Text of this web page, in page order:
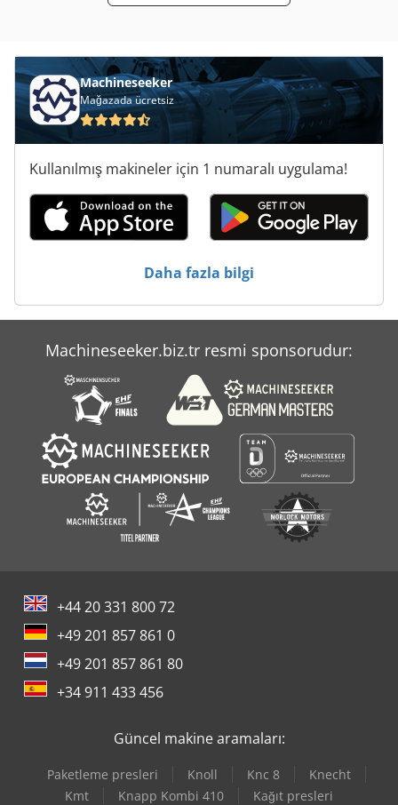
Machineseeker
Mağazada ücretsiz
Kullanılmış makineler için 1 numaralı uygulama!
Daha fazla bilgi
Machineseeker.biz.tr resmi sponsorudur:
+44 20 331 800 72
+49 201 857 861 0
+49 201 857 861 80
+34 911 433 456
Güncel makine aramaları:
Paketleme presleri Knoll Knc 8
Knecht
Kmt
Knapp Kombi 410 Kağıt presleri